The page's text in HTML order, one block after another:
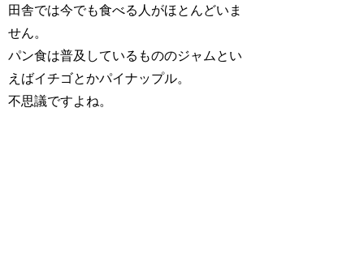
田舎では今でも食べる人がほとんどいま
せん。
パン食は普及しているもののジャムとい
えばイチゴとかパイナップル。
不思議ですよね。